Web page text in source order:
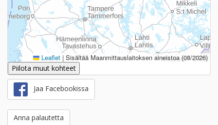
Leaflet | Sisältää Maanmittauslaitoksen aineistoa (08/2026)
Piilota muut kohteet
Jaa Facebookissa
Anna palautetta